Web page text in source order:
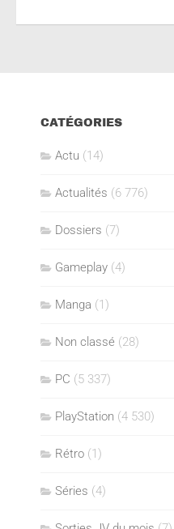
CATÉGORIES
Actu (14)
Actualités (6 776)
Dossiers (7)
Gameplay (4)
Manga (1)
Non classé (28)
PC (5 337)
PlayStation (4 530)
Rétro (1)
Séries (4)